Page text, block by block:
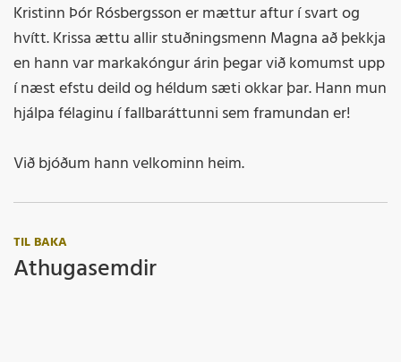
Kristinn Þór Rósbergsson er mættur aftur í svart og
hvítt. Krissa ættu allir stuðningsmenn Magna að þekkja
en hann var markakóngur árin þegar við komumst upp
í næst efstu deild og héldum sæti okkar þar. Hann mun
hjálpa félaginu í fallbaráttunni sem framundan er!
Við bjóðum hann velkominn heim.
TIL BAKA
Athugasemdir